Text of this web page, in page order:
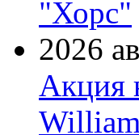
"Хорс"
2026
Акция